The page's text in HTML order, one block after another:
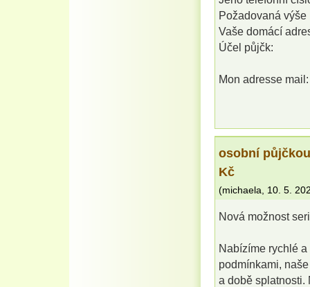
Požadovaná výše
Vaše domácí
Účel půjčk:
Mon adresse
osobní
Kč
(michaela 10. 5.
Nová možnost
Nabízíme rychlé
podmínkami,
a době splatnosti.